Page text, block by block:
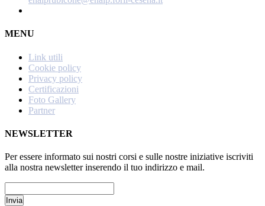
MENU
Link utili
Cookie policy
Privacy policy
Certificazioni
Foto Gallery
Partner
NEWSLETTER
Per essere informato sui nostri corsi e sulle nostre iniziative iscriviti
alla nostra newsletter inserendo il tuo indirizzo e mail.